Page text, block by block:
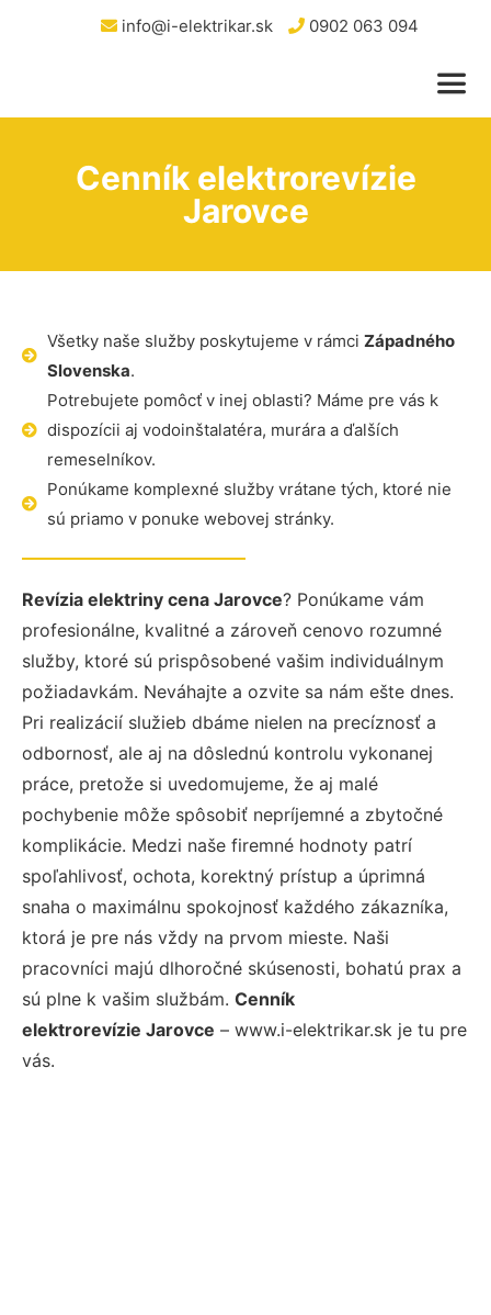
info@i-elektrikar.sk 0902 063 094
Cenník elektrorevízie
Jarovce
Všetky naše služby poskytujeme v rámci Západného
Slovenska.
Potrebujete pomôcť v inej oblasti? Máme pre vás k
dispozícii aj vodoinštalatéra, murára a ďalších
remeselníkov.
Ponúkame komplexné služby vrátane tých, ktoré nie
sú priamo v ponuke webovej stránky.
Revízia elektriny cena Jarovce? Ponúkame vám
profesionálne, kvalitné a zároveň cenovo rozumné
služby, ktoré sú prispôsobené vašim individuálnym
požiadavkám. Neváhajte a ozvite sa nám ešte dnes.
Pri realizácií služieb dbáme nielen na precíznosť a
odbornosť, ale aj na dôslednú kontrolu vykonanej
práce, pretože si uvedomujeme, že aj malé
pochybenie môže spôsobiť nepríjemné a zbytočné
komplikácie. Medzi naše firemné hodnoty patrí
spoľahlivosť, ochota, korektný prístup a úprimná
snaha o maximálnu spokojnosť každého zákazníka,
ktorá je pre nás vždy na prvom mieste. Naši
pracovníci majú dlhoročné skúsenosti, bohatú prax a
sú plne k vašim službám. Cenník
elektrorevízie Jarovce – www.i-elektrikar.sk je tu pre
vás.